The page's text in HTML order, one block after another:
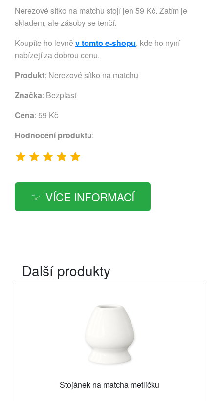
Nerezové sítko na matchu stojí jen 59 Kč. Zatím je
skladem, ale zásoby se tenčí.
Koupíte ho levně v tomto e-shopu, kde ho nyní
nabízejí za dobrou cenu.
Produkt: Nerezové sítko na matchu
Značka: Bezplast
Cena: 59 Kč
Hodnocení produktu:
VÍCE INFORMACÍ
Další produkty
Stojánek na matcha metličku